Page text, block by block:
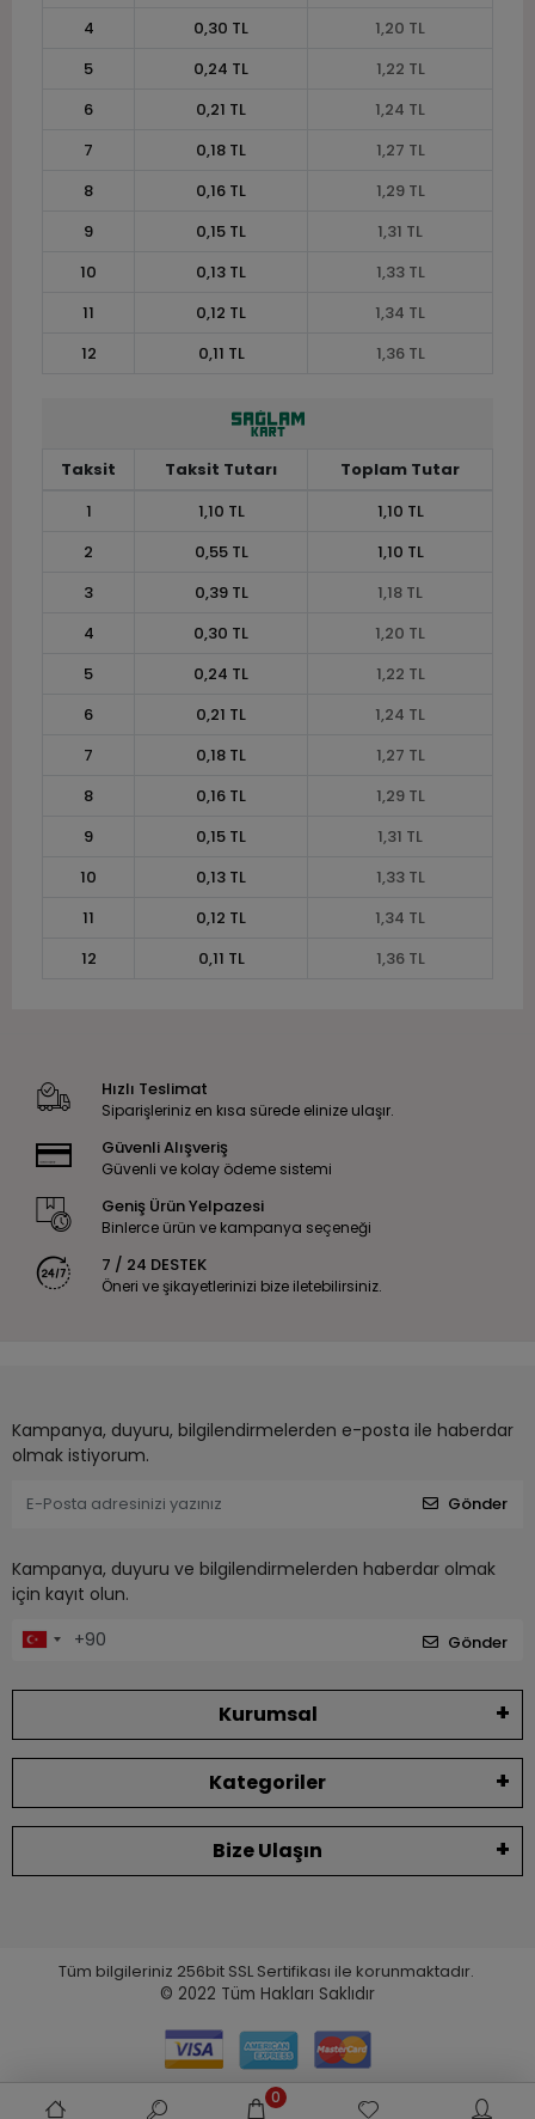
4
0,30 TL
1,20 TL
5
0,24 TL
1,22 TL
6
0,21 TL
1,24 TL
7
0,18 TL
1,27 TL
8
0,16 TL
1,29 TL
9
0,15 TL
1,31 TL
10
0,13 TL
1,33 TL
11
0,12 TL
1,34 TL
12
0,11 TL 1,36 TL
Taksit Taksit Tutarı
Toplam Tutar
1
1,10 TL
1,10 TL
2
0,55 TL
1,10 TL
3
0,39 TL
1,18 TL
4
0,30 TL
1,20 TL
5
0,24 TL
1,22 TL
6
0,21 TL
1,24 TL
7
0,18 TL
1,27 TL
8
0,16 TL
1,29 TL
9
0,15 TL
1,31 TL
10
0,13 TL
1,33 TL
11
0,12 TL
1,34 TL
12
0,11 TL 1,36 TL
Hızlı Teslimat
Siparişleriniz en kısa sürede elinize ulaşır.
Güvenli Alışveriş
Güvenli ve kolay ödeme sistemi
Geniş Ürün Yelpazesi
Binlerce ürün ve kampanya seçeneği
7 / 24 DESTEK
Öneri ve şikayetlerinizi bize iletebilirsiniz.
Kampanya, duyuru, bilgilendirmelerden e-posta ile haberdar
olmak istiyorum.
Gönder
Kampanya, duyuru ve bilgilendirmelerden haberdar olmak
için kayıt olun.
Gönder
Kurumsal
Kategoriler
Bize Ulaşın
Tüm bilgileriniz 256bit SSL Sertifikası ile korunmaktadır.
© 2022 Tüm Hakları Saklıdır
0